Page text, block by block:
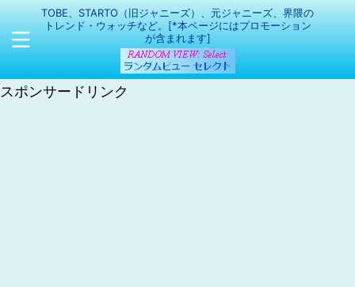
TOBE、STARTO（旧ジャニーズ）、元ジャニーズ、界隈の
トレンド・ウォッチなど。[*本ページにはプロモーション
が含まれます]
スポンサードリンク